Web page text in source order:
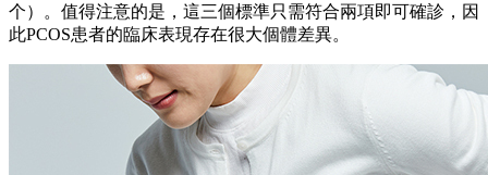
个）。值得注意的是，這三個標準只需符合兩項即可確診，因
此PCOS患者的臨床表現存在很大個體差異。